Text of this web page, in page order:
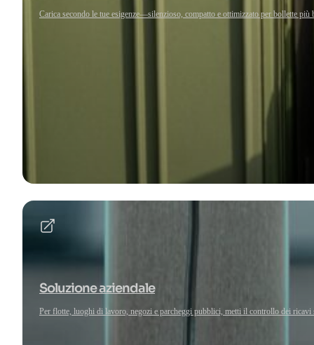
Carica secondo le tue esigenze—silenzioso, compatto e ottimizzato per bollette più
Soluzione aziendale
Per flotte, luoghi di lavoro, negozi e parcheggi pubblici, metti il controllo dei ricavi